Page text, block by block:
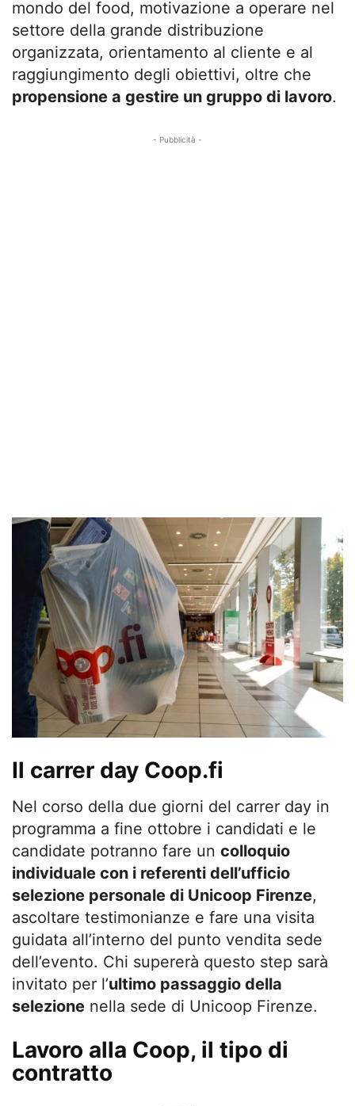
mondo del food, motivazione a operare nel
settore della grande distribuzione
organizzata, orientamento al cliente e al
raggiungimento degli obiettivi, oltre che
propensione a gestire un gruppo di lavoro.
- Pubblicità -
Il carrer day Coop.fi
Nel corso della due giorni del carrer day in
programma a fine ottobre i candidati e le
candidate potranno fare un colloquio
individuale con i referenti dell’ufficio
selezione personale di Unicoop Firenze,
ascoltare testimonianze e fare una visita
guidata all’interno del punto vendita sede
dell’evento. Chi supererà questo step sarà
invitato per l’ultimo passaggio della
selezione nella sede di Unicoop Firenze.
Lavoro alla Coop, il tipo di
contratto